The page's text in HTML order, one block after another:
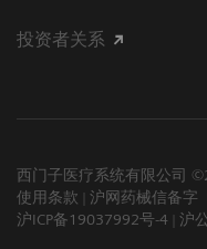
投资者关系
西门子医疗系统有限公司
使用条款
沪网药械信备字
沪ICP备19037992号-4
沪